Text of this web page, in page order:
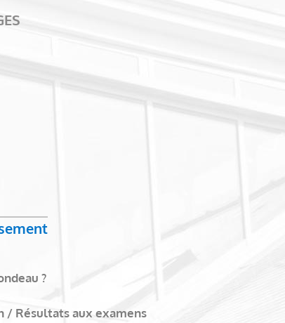
?
/ Résultats aux examens